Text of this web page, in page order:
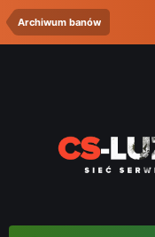
Archiwum banów